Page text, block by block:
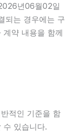
년06월02일
되는 경우에는 구
약 내용을 함께
적인 기준을 함
수 있습니다.